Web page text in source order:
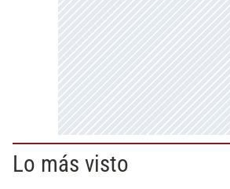
Lo más visto